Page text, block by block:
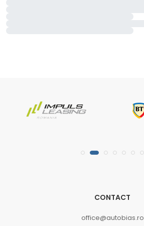
CONTACT
office@autobias.ro